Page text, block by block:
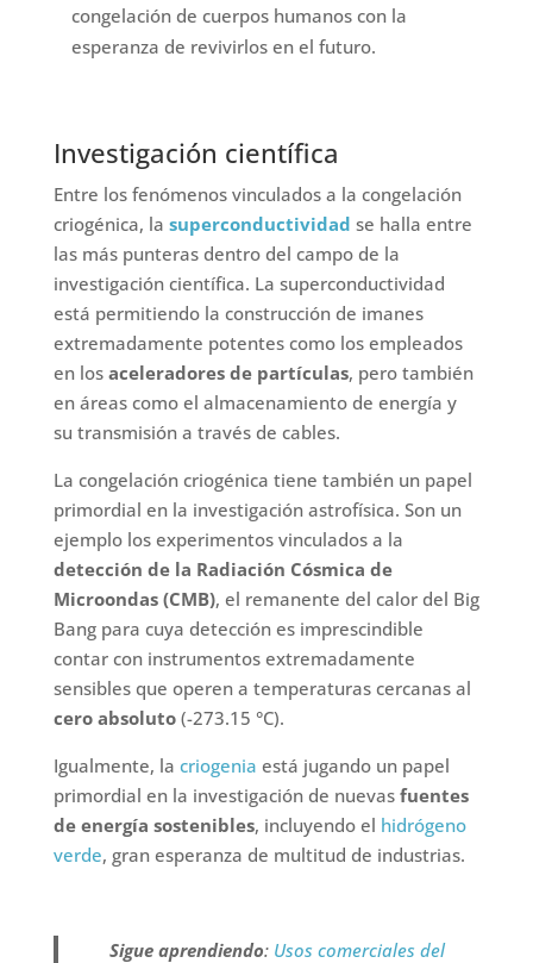
congelación de cuerpos humanos con la
esperanza de revivirlos en el futuro.
Investigación científica
Entre los fenómenos vinculados a la congelación
criogénica, la superconductividad se halla entre
las más punteras dentro del campo de la
investigación científica. La superconductividad
está permitiendo la construcción de imanes
extremadamente potentes como los empleados
en los aceleradores de partículas, pero también
en áreas como el almacenamiento de energía y
su transmisión a través de cables.
La congelación criogénica tiene también un papel
primordial en la investigación astrofísica. Son un
ejemplo los experimentos vinculados a la
detección de la Radiación Cósmica de
Microondas (CMB), el remanente del calor del Big
Bang para cuya detección es imprescindible
contar con instrumentos extremadamente
sensibles que operen a temperaturas cercanas al
cero absoluto(-273.15 °C).
Igualmente, la criogenia está jugando un papel
primordial en la investigación de nuevas fuentes
de energía sostenibles, incluyendo el hidrógeno
verde, gran esperanza de multitud de industrias.
Sigue aprendiendo: Usos comerciales del